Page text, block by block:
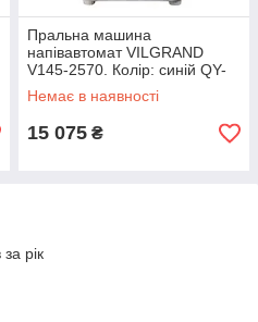
Пральна машина
напівавтомат VILGRAND
V145-2570. Колір: синій QY-
23
Немає в наявності
15 075 ₴
рік